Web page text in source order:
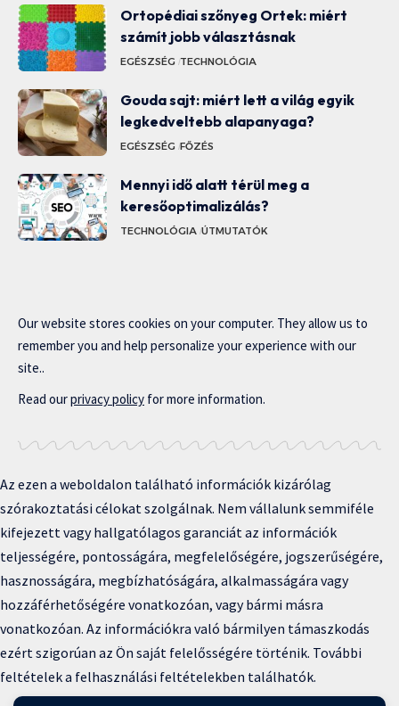
Ortopédiai szőnyeg Ortek: miért
számít jobb választásnak
EGÉSZSÉG TECHNOLÓGIA
Gouda sajt: miért lett a világ egyik
legkedveltebb alapanyaga?
EGÉSZSÉG FŐZÉS
Mennyi idő alatt térül meg a
keresőoptimalizálás?
TECHNOLÓGIA ÚTMUTATÓK
Our website stores cookies on your computer. They allow us to
remember you and help personalize your experience with our
site..
Read ourprivacy policy for more information.
Az ezen a weboldalon található információk kizárólag
szórakoztatási célokat szolgálnak. Nem vállalunk semmiféle
kifejezett vagy hallgatólagos garanciát az információk
teljességére, pontosságára, megfelelőségére, jogszerűségére,
hasznosságára, megbízhatóságára, alkalmasságára vagy
hozzáférhetőségére vonatkozóan, vagy bármi másra
vonatkozóan. Az információkra való bármilyen támaszkodás
ezért szigorúan az Ön saját felelősségére történik. További
feltételek a felhasználási feltételekben találhatók.